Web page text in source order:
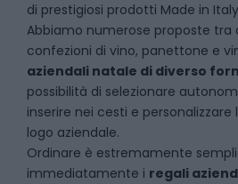
di prestigiosi prodotti Made in
Abbiamo numerose proposte tra
confezioni di vino, panettone e
aziendali natale di diverso
possibilità di selezionare
inserire nei cesti e
logo aziendale.
Ordinare è estremamente
immediatamente i regali